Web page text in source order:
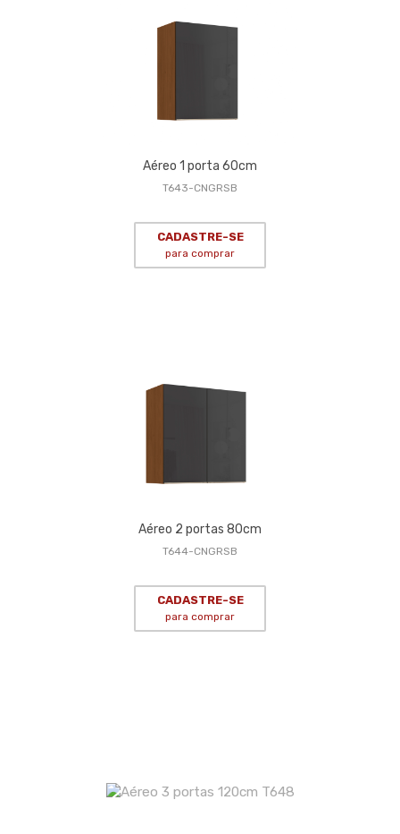
Aéreo 1 porta 60cm
T643-CNGRSB
CADASTRE-SE
para comprar
Aéreo 2 portas 80cm
T644-CNGRSB
CADASTRE-SE
para comprar